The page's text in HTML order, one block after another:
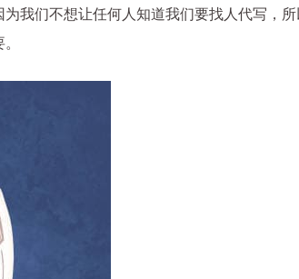
我们不想让任何人知道我们要找人代写，